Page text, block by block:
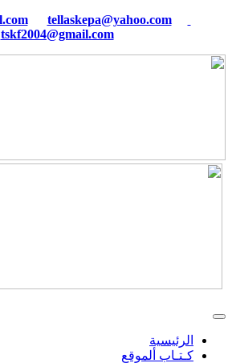
tellaskepa@yahoo.com
tskf2004@gmail.com
الرئيسية
كـتـاب ألموقع